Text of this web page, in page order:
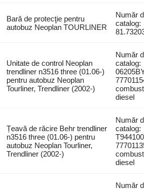
Bară de protecţie pentru
autobuz Neoplan TOURLINER
Număr
catalog:
Unitate de control Neoplan
trendliner n3516 three (01.06-)
pentru autobuz Neoplan
Tourliner, Trendliner (2002-)
Număr
catalog:
diesel
Țeavă de răcire Behr trendliner
n3516 three (01.06-) pentru
autobuz Neoplan Tourliner,
Trendliner (2002-)
Număr
catalog:
diesel
Număr